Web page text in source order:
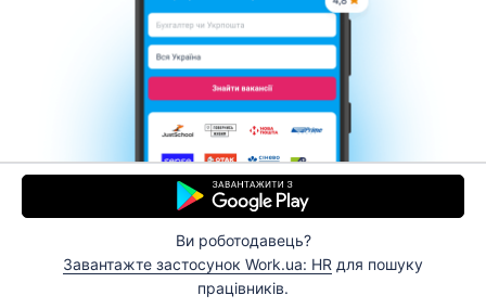
Ви роботодавець?
Завантажте застосунок Work.ua: HR для пошуку
працівників.
Контакти Про нас
Кар’єра
Допомога Умови використання
© 2006–2026 Work.ua. Сервіс пошуку роботи №1 в